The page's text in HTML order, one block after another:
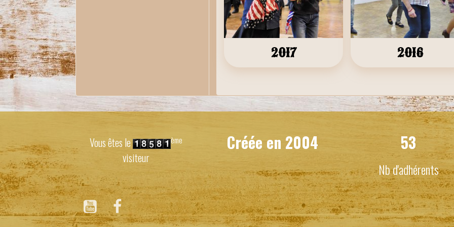
2017 2016
Vous êtes le ème
visiteur
Créée en 2004 53
Nb d'adhérents